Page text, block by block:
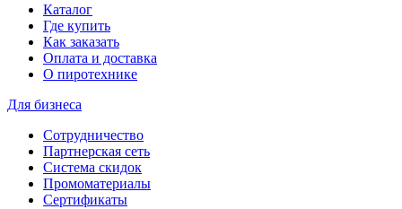
Каталог
Где купить
Как заказать
Оплата и доставка
О пиротехнике
Для бизнеса
Сотрудничество
Партнерская сеть
Система скидок
Промоматериалы
Сертификаты